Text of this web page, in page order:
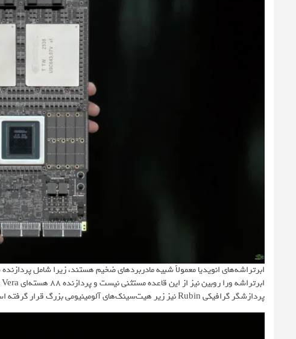
پردازشگر گرافیکی Rubin نیز زیر هیت‌سینک‌های آلومینیومی بزرگ قرار گرفته است.